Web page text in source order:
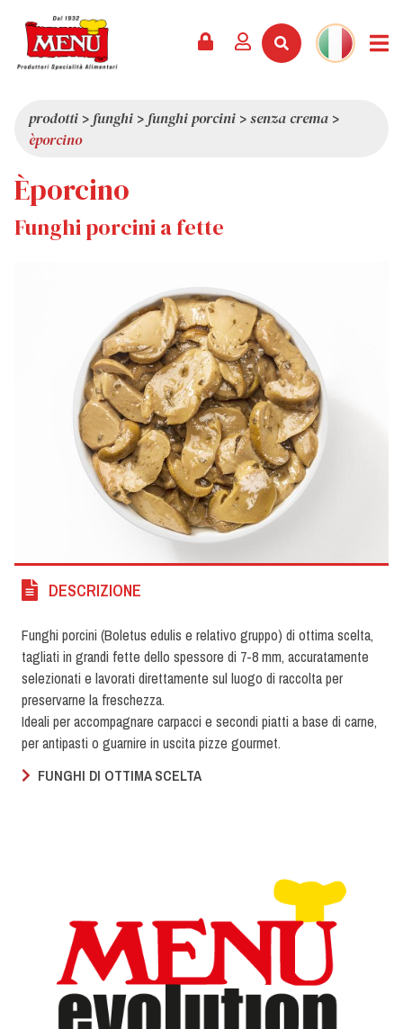
CATALOGO
SERVIZI
ULTIME NOVITÀ
PREMI
RASSEGNA STAMPA
CHI SIAMO
QUALITÀ
VALORI
CURIOSITÀ
SHOWROOM
prodotti > funghi > funghi porcini >senza crema >
èporcino
Èporcino
Funghi porcini a fette
DESCRIZIONE
Funghi porcini (Boletus edulis e relativo gruppo) di ottima scelta,
tagliati in grandi fette dello spessore di 7-8 mm, accuratamente
selezionati e lavorati direttamente sul luogo di raccolta per
preservarne la freschezza.
Ideali per accompagnare carpacci e secondi piatti a base di carne,
per antipasti o guarnire in uscita pizze gourmet.
FUNGHI DI OTTIMA SCELTA